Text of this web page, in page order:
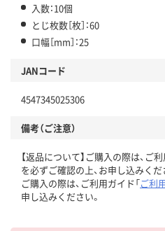
入数：10個
とじ枚数［枚］：60
口幅［mm］：25
JANコード
4547345025306
備考（ご注意）
【返品について】ご購入の際は、ご
を必ずご確認の上、お申し込みくだ
ご購入の際は、ご利用ガイド「ご利
申し込みください。